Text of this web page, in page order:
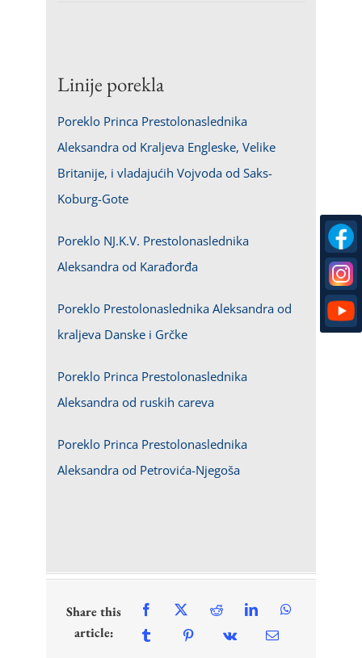
Linije porekla
Poreklo Princa Prestolonaslednika
Aleksandra od Kraljeva Engleske, Velike
Britanije, i vladajućih Vojvoda od Saks-
Koburg-Gote
Poreklo NJ.K.V. Prestolonaslednika
Aleksandra od Karađorđa
Poreklo Prestolonaslednika Aleksandra od
kraljeva Danske i Grčke
Poreklo Princa Prestolonaslednika
Aleksandra od ruskih careva
Poreklo Princa Prestolonaslednika
Aleksandra od Petrovića-Njegoša
Share this
article: